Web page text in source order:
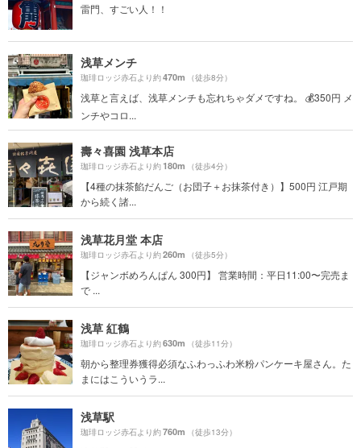
雷門、すごい人！！
浅草メンチ
珈琲ロッジ赤石より約470m （徒歩8分）
浅草と言えば、浅草メンチも忘れちゃダメですね。 💰350円 メ
ンチやコロ...
壽々喜園 浅草本店
珈琲ロッジ赤石より約180m （徒歩4分）
【4種の抹茶餡だんご（お団子＋お抹茶付き）】500円 江戸期
から続く諸...
浅草花月堂 本店
珈琲ロッジ赤石より約260m （徒歩5分）
【ジャンボめろんぱん 300円】 営業時間：平日11:00〜完売ま
で ...
浅草 紅鶴
珈琲ロッジ赤石より約630m （徒歩11分）
朝から整理券獲得必須なふわっふわ米粉パンケーキ屋さん。た
まにはこういうラ...
浅草駅
珈琲ロッジ赤石より約760m （徒歩13分）